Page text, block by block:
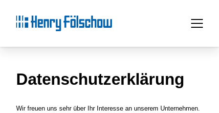
Datenschutz­erklärung
Wir freuen uns sehr über Ihr Interesse an unserem Unternehmen.